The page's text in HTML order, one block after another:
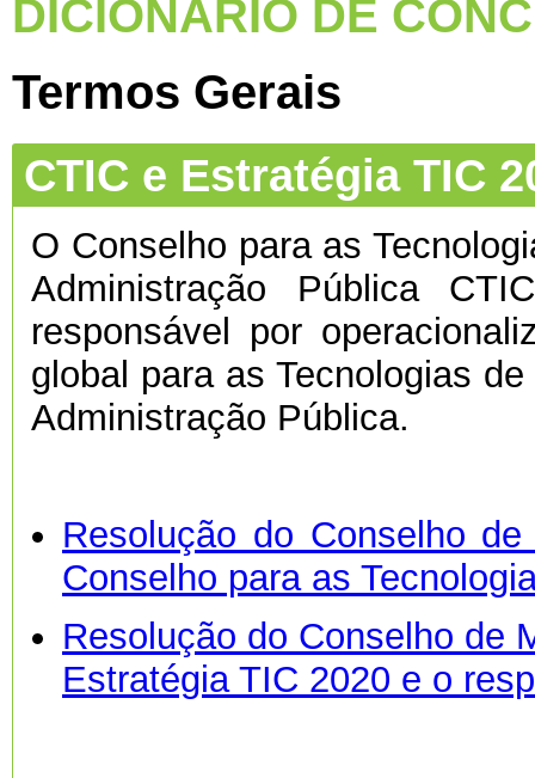
DICIONÁRIO DE
Termos Gerais
CTIC e Estratégia TIC
O Conselho para as
Administração Pública
responsável por
global para as Tecnologias
Administração Pública.
Resolução do Conselho
Conselho para as
Resolução do Conselho de
Estratégia TIC 2020 e o